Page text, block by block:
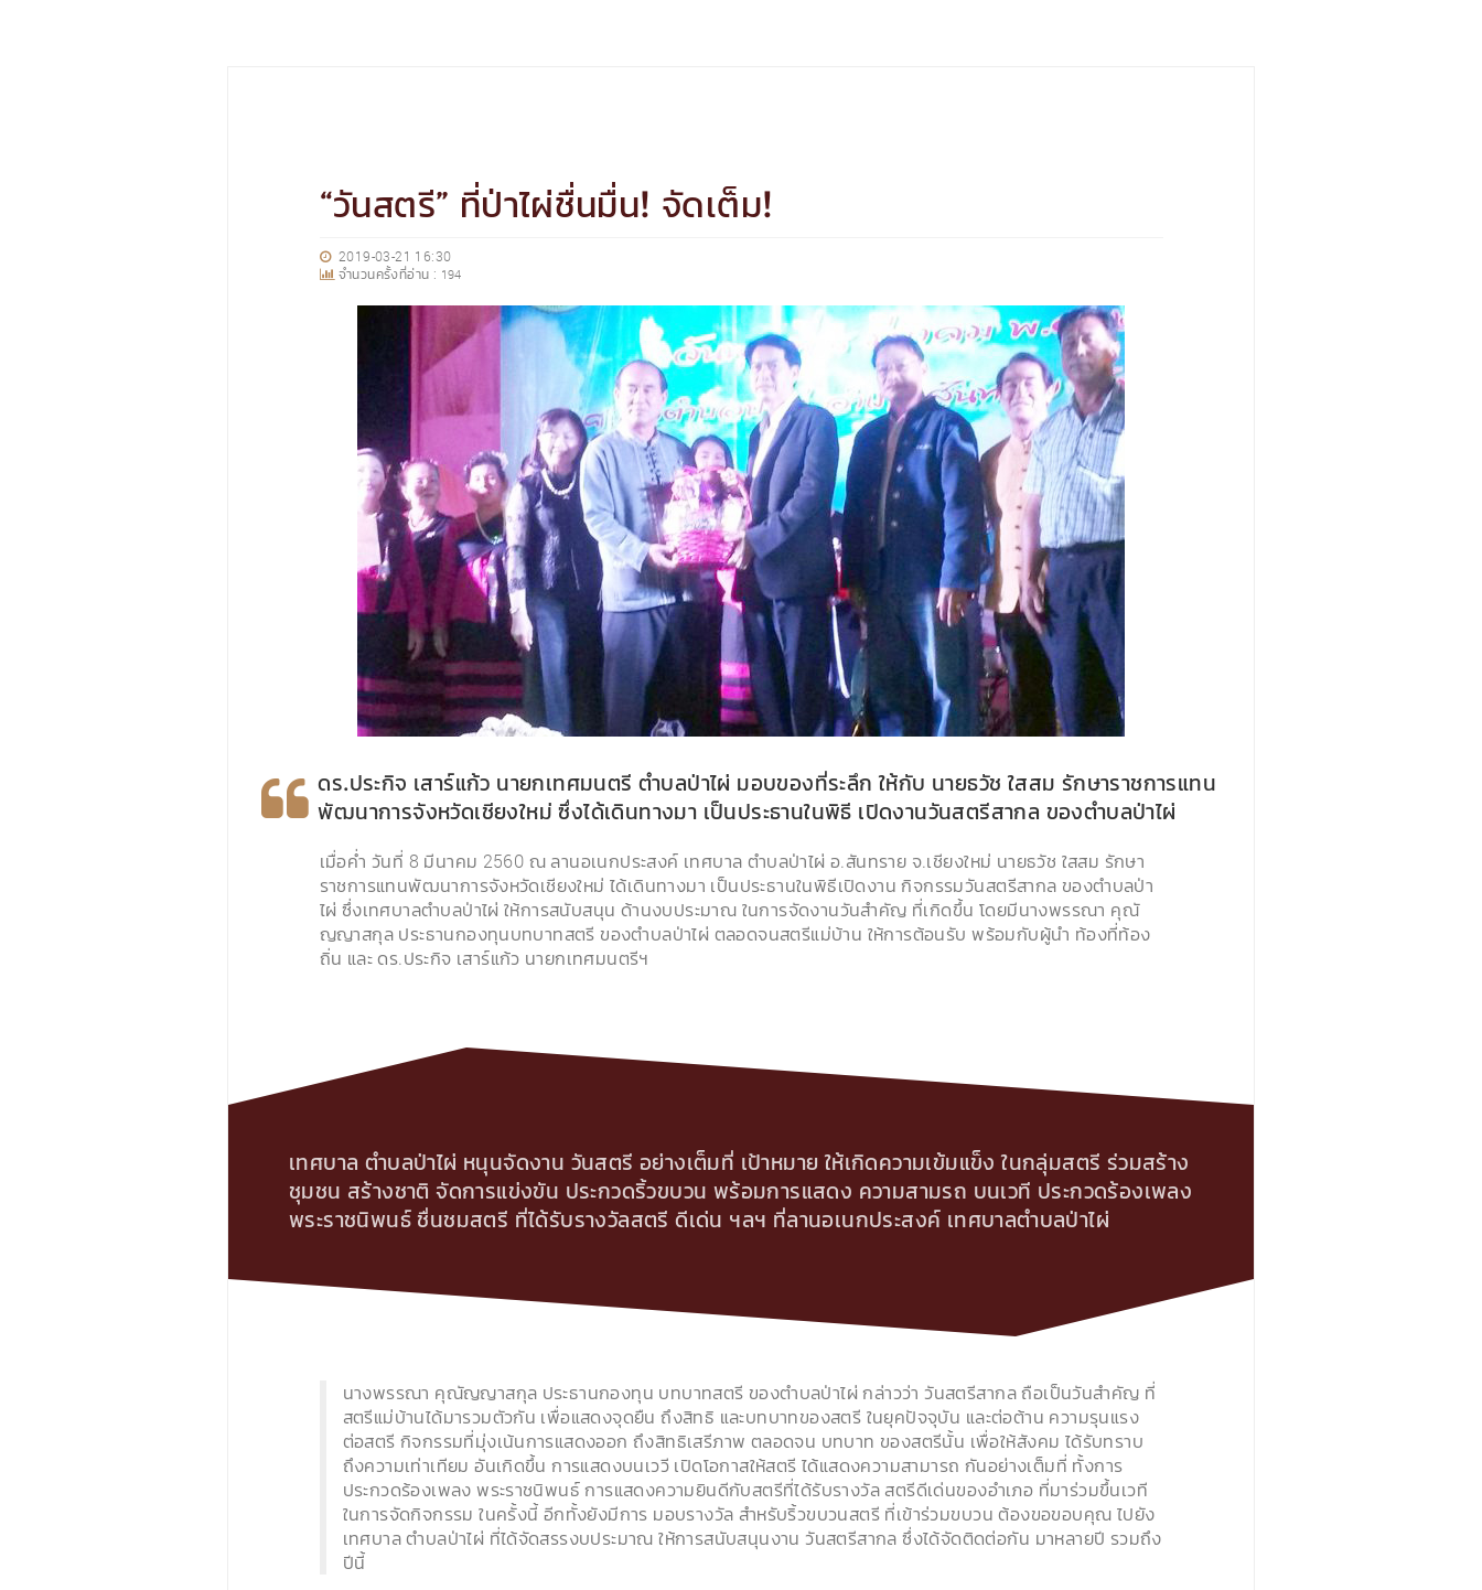
“วันสตรี” ที่ป่าไผ่ชื่นมื่น! จัดเต็ม!
2019-03-21 16:30
จำนวนครั้งที่อ่าน : 194
ดร.ประกิจ เสาร์แก้ว นายกเทศมนตรี ตำบลป่าไผ่ มอบของที่ระลึก ให้กับ นายธวัช ใสสม รักษาราชการแทน
พัฒนาการจังหวัดเชียงใหม่ ซึ่งได้เดินทางมา เป็นประธานในพิธี เปิดงานวันสตรีสากล ของตำบลป่าไผ่
‹ ›
เมื่อคํ่า วันที่ 8 มีนาคม 2560 ณ ลานอเนกประสงค์ เทศบาล ตำบลป่าไผ่ อ.สันทราย จ.เชียงใหม่ นายธวัช ใสสม รักษา
ราชการแทนพัฒนาการจังหวัดเชียงใหม่ ได้เดินทางมา เป็นประธานในพิธีเปิดงาน กิจกรรมวันสตรีสากล ของตำบลป่า
ไผ่ ซึ่งเทศบาลตำบลป่าไผ่ ให้การสนับสนุน ด้านงบประมาณ ในการจัดงานวันสำคัญ ที่เกิดขึ้น โดยมีนางพรรณา คุณั
ญญาสกุล ประธานกองทุนบทบาทสตรี ของตำบลป่าไผ่ ตลอดจนสตรีแม่บ้าน ให้การต้อนรับ พร้อมกับผู้นำ ท้องที่ท้อง
ถิ่น และ ดร.ประกิจ เสาร์แก้ว นายกเทศมนตรีฯ
เทศบาล ตำบลป่าไผ่ หนุนจัดงาน วันสตรี อย่างเต็มที่ เป้าหมาย ให้เกิดความเข้มแข็ง ในกลุ่มสตรี ร่วมสร้าง
ชุมชน สร้างชาติ จัดการแข่งขัน ประกวดริ้วขบวน พร้อมการแสดง ความสามรถ บนเวที ประกวดร้องเพลง
พระราชนิพนธ์ ชื่นชมสตรี ที่ได้รับรางวัลสตรี ดีเด่น ฯลฯ ที่ลานอเนกประสงค์ เทศบาลตำบลป่าไผ่
นางพรรณา คุณัญญาสกุล ประธานกองทุน บทบาทสตรี ของตำบลป่าไผ่ กล่าวว่า วันสตรีสากล ถือเป็นวันสำคัญ ที่
สตรีแม่บ้านได้มารวมตัวกัน เพื่อแสดงจุดยืน ถึงสิทธิ และบทบาทของสตรี ในยุคปัจจุบัน และต่อต้าน ความรุนแรง
ต่อสตรี กิจกรรมที่มุ่งเน้นการแสดงออก ถึงสิทธิเสรีภาพ ตลอดจน บทบาท ของสตรีนั้น เพื่อให้สังคม ได้รับทราบ
ถึงความเท่าเทียม อันเกิดขึ้น การแสดงบนเววี เปิดโอกาสให้สตรี ได้แสดงความสามารถ กันอย่างเต็มที่ ทั้งการ
ประกวดร้องเพลง พระราชนิพนธ์ การแสดงความยินดีกับสตรีที่ได้รับรางวัล สตรีดีเด่นของอำเภอ ที่มาร่วมขึ้นเวที
ในการจัดกิจกรรม ในครั้งนี้ อีกทั้งยังมีการ มอบรางวัล สำหรับริ้วขบวนสตรี ที่เข้าร่วมขบวน ต้องขอขอบคุณ ไปยัง
เทศบาล ตำบลป่าไผ่ ที่ได้จัดสรรงบประมาณ ให้การสนับสนุนงาน วันสตรีสากล ซึ่งได้จัดติดต่อกัน มาหลายปี รวมถึง
ปีนี้